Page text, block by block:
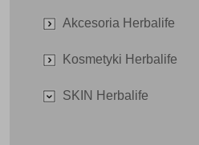
Akcesoria Herbalife
Kosmetyki Herbalife
SKIN Herbalife